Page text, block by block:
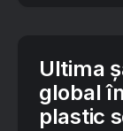
Ultima
global
plastic